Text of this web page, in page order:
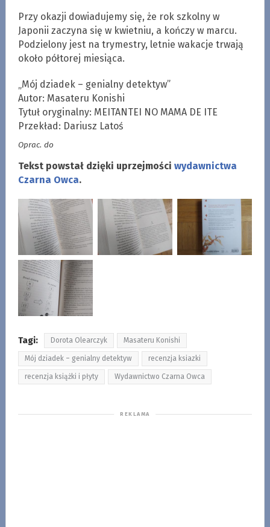
Przy okazji dowiadujemy się, że rok szkolny w
Japonii zaczyna się w kwietniu, a kończy w marcu.
Podzielony jest na trymestry, letnie wakacje trwają
około półtorej miesiąca.
„Mój dziadek – genialny detektyw”
Autor: Masateru Konishi
Tytuł oryginalny: MEITANTEI NO MAMA DE ITE
Przekład: Dariusz Latoś
Oprac. do
Tekst powstał dzięki uprzejmości wydawnictwa
Czarna Owca.
Tagi: Dorota Olearczyk Masateru Konishi
Mój dziadek – genialny detektyw recenzja ksiazki
recenzja książki i płyty Wydawnictwo Czarna Owca